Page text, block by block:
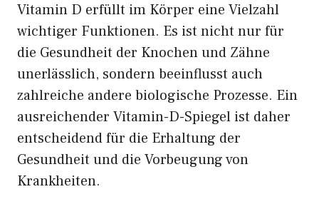
Vitamin D erfüllt im Körper eine Vielzahl
wichtiger Funktionen. Es ist nicht nur für
die Gesundheit der Knochen und Zähne
unerlässlich, sondern beeinflusst auch
zahlreiche andere biologische Prozesse. Ein
ausreichender Vitamin-D-Spiegel ist daher
entscheidend für die Erhaltung der
Gesundheit und die Vorbeugung von
Krankheiten.